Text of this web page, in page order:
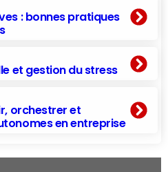
: bonnes pratiques
et gestion du stress
orchestrer et
en entreprise